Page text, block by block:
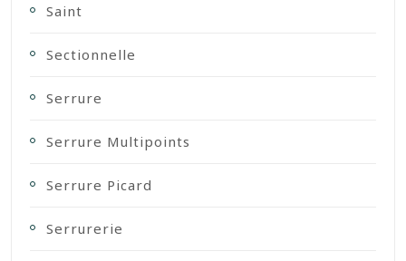
Saint
Sectionnelle
Serrure
Serrure Multipoints
Serrure Picard
Serrurerie